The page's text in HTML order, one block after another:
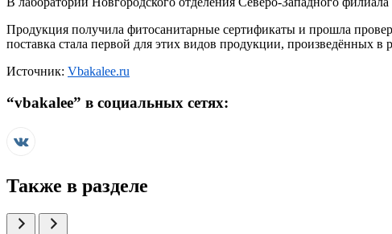
Продукция получила фитосанитарные сертификаты и прошла
поставка стала первой для этих видов продукции, произведённых в
Источник: Vbakalee.ru
“vbakalee” в социальных сетях:
Также в разделе